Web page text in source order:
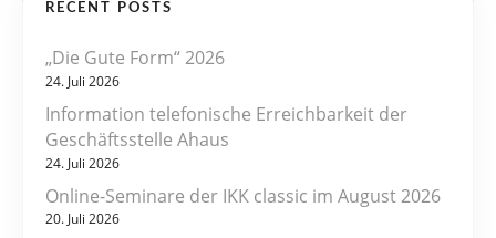
RECENT POSTS
„Die Gute Form“ 2026
24. Juli 2026
Information telefonische Erreichbarkeit der
Geschäftsstelle Ahaus
24. Juli 2026
Online-Seminare der IKK classic im August 2026
20. Juli 2026